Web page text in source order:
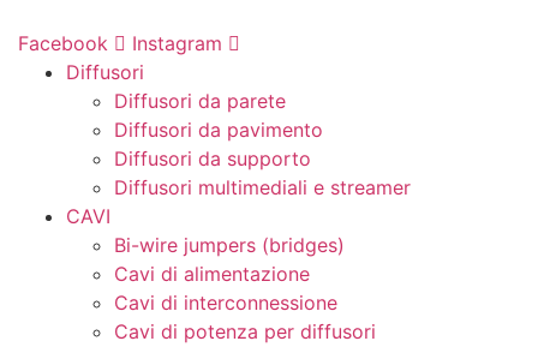
contenuto
Facebook
Instagram
Diffusori
Diffusori da parete
Diffusori da pavimento
Diffusori da supporto
Diffusori multimediali e streamer
CAVI
Bi-wire jumpers (bridges)
Cavi di alimentazione
Cavi di interconnessione
Cavi di potenza per diffusori